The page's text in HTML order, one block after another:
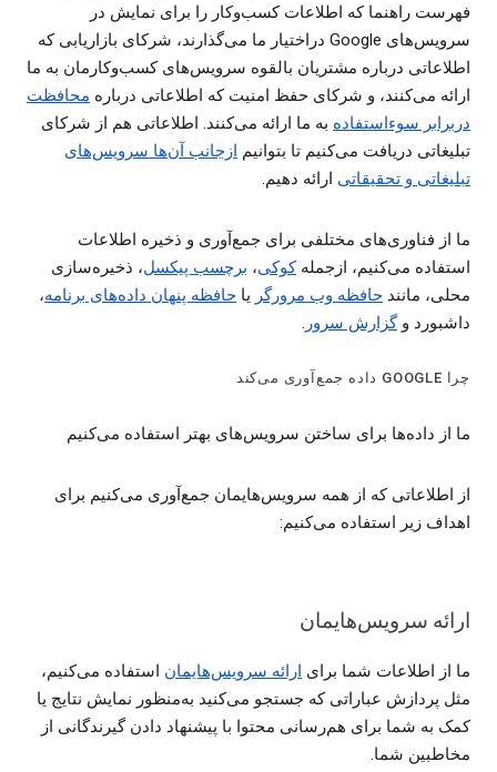
فهرست راهنما که اطلاعات کسب‌وکار را برای نمایش در
سرویس‌های Google دراختیار ما می‌گذارند، شرکای بازاریابی که
اطلاعاتی درباره مشتریان بالقوه سرویس‌های کسب‌وکارمان به ما
ارائه می‌کنند، و شرکای حفظ امنیت که اطلاعاتی درباره محافظت
دربرابر سوءاستفاده به ما ارائه می‌کنند. اطلاعاتی هم از شرکای
تبلیغاتی دریافت می‌کنیم تا بتوانیم ازجانب آن‌ها سرویس‌های
تبلیغاتی و تحقیقاتی ارائه دهیم.
ما از فناوری‌های مختلفی برای جمع‌آوری و ذخیره اطلاعات
استفاده می‌کنیم، ازجملهکوکی‌، برچسب پیکسل، ذخیره‌سازی
محلی، مانند حافظه وب مرورگر یا حافظه‌ پنهان داده‌های برنامه،
داشبورد وگزارش‌ سرور .
چرا GOOGLE داده جمع‌آوری می‌کند
ما از داده‌ها برای ساختن سرویس‌های بهتر استفاده می‌کنیم
از اطلاعاتی که از همه سرویس‌هایمان جمع‌آوری می‌کنیم برای
اهداف زیر استفاده می‌کنیم:
ارائه سرویس‌هایمان
ما از اطلاعات شما برای ارائه سرویس‌هایمان استفاده می‌کنیم،
مثل پردازش عباراتی که جستجو می‌کنید به‌منظور نمایش نتایج یا
کمک به شما برای هم‌رسانی محتوا با پیشنهاد دادن گیرندگانی از
مخاطبین شما.